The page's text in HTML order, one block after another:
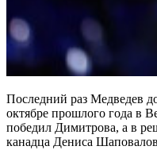
Последний раз Медведев
октябре прошлого года в
победил Димитрова, а в
канадца Дениса